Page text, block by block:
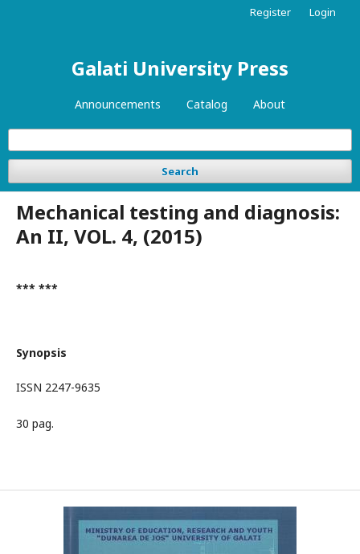
Galati University Press
Announcements Catalog About
Search
Register Login
Mechanical testing and diagnosis:
An II, VOL. 4, (2015)
*** ***
Synopsis
ISSN 2247-9635
30 pag.